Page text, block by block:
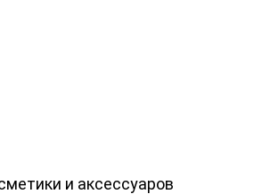
и аксессуаров